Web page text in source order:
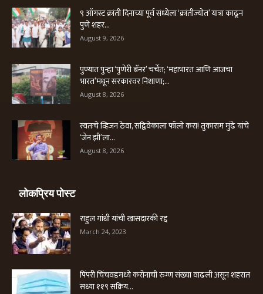
९ ऑगस्ट क्रांती दिनाच्या पूर्व संध्येला ‘क्रांतीज्योत’ यात्रा काढून
पुणे शहर...
August 9, 2026
पुण्यात पुन्हा ‘पुणेरी बॅनर’ चर्चेत; ‘महाभारत आणि आजचा
भारत’मधून सरकारवर निशाणा;...
August 8, 2026
स्वतःचे व्हिजन ठेवा, सद्विवेकाला फॉलो करा! तुकाराम मुंढे यांचे
‘जेन झी’ला...
August 8, 2026
लोकप्रिय पोस्ट
राहुल गांधी यांची खासदारकी रद्द
March 24, 2023
पिंपरी चिंचवडमध्ये करोनाची रुग्ण संख्या वाढली असून शहरात
सध्या ११९ सक्रिय...